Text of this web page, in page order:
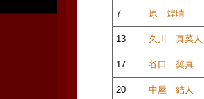
7 原 煌晴
13 久川 真菜人
17 谷口 奨真
20 中屋 結人